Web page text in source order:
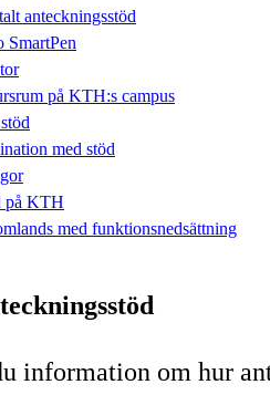
anteckningsstöd
SmartPen
på KTH:s campus
med stöd
på KTH
med funktionsnedsättning
information om hur